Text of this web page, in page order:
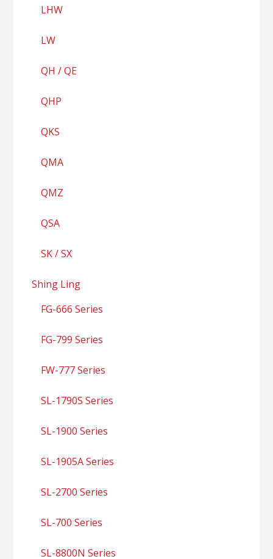
LHW
LW
QH / QE
QHP
QKS
QMA
QMZ
QSA
SK / SX
Shing Ling
FG-666 Series
FG-799 Series
FW-777 Series
SL-1790S Series
SL-1900 Series
SL-1905A Series
SL-2700 Series
SL-700 Series
SL-8800N Series